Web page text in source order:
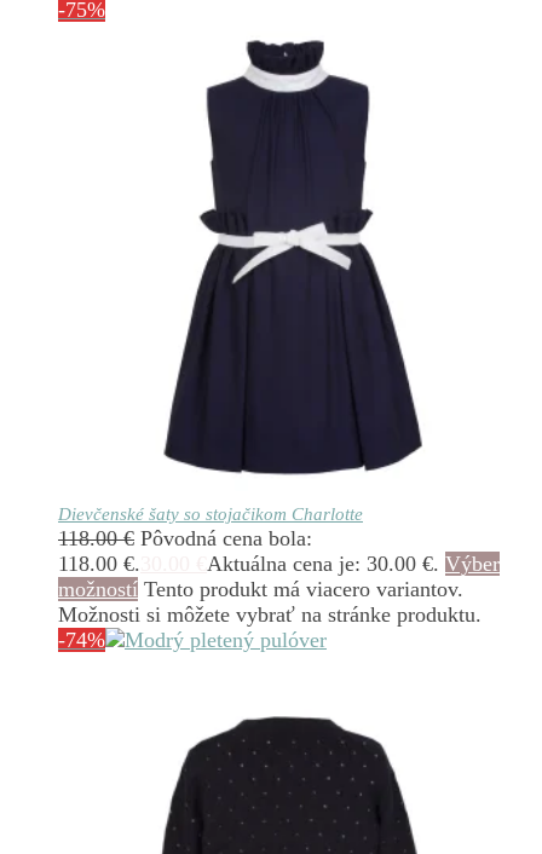
-75%
Dievčenské šaty so stojačikom Charlotte
118.00€ Pôvodná cena bola:
118.00 €.
Aktuálna cena je: 30.00 €. Výber
možností Tento produkt má viacero variantov.
Možnosti si môžete vybrať na stránke produktu.
-74%